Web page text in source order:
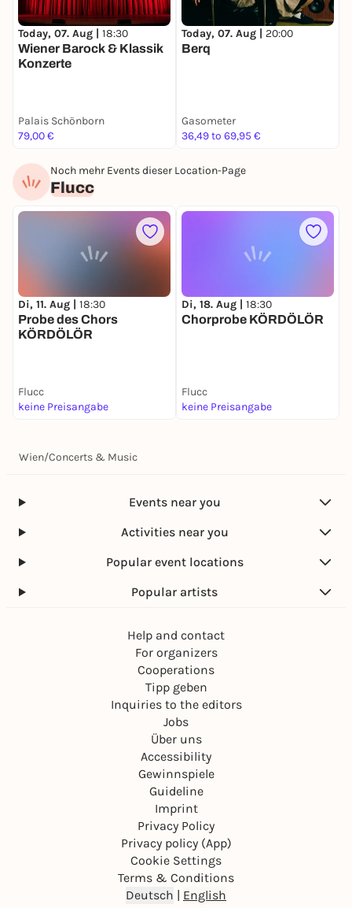
Today, 07. Aug | 18:30
Wiener Barock & Klassik
Konzerte
Palais Schönborn
79,00 €
Today, 07. Aug | 20:00
Berq
Gasometer
36,49 to 69,95 €
Noch mehr Events dieser Location-Page
Flucc
Di, 11. Aug | 18:30
Probe des Chors
KÖRDÖLÖR
Flucc
keine Preisangabe
Di, 18. Aug | 18:30
Chorprobe KÖRDÖLÖR
Flucc
keine Preisangabe
Wien/Concerts & Music
Events near you
Activities near you
Popular event locations
Popular artists
Help and contact
For organizers
Cooperations
Tipp geben
Inquiries to the editors
Jobs
Über uns
Accessibility
Gewinnspiele
Guideline
Imprint
Privacy Policy
Privacy policy (App)
Cookie Settings
Terms & Conditions
Deutsch | English